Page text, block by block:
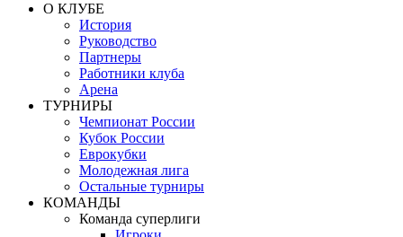
О КЛУБЕ
История
Руководство
Партнеры
Работники клуба
Арена
ТУРНИРЫ
Чемпионат России
Кубок России
Еврокубки
Молодежная лига
Остальные турниры
КОМАНДЫ
Команда суперлиги